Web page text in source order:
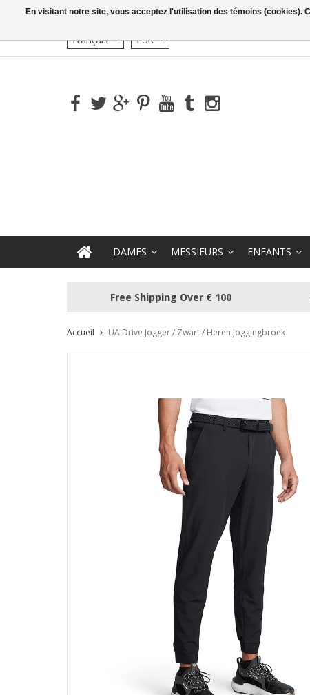
Français EUR
DAMES MESSIEURS ENFANTS
Free Shipping Over € 100
Accueil UA Drive Jogger / Zwart / Heren Joggingbroek
En visitant notre site, vous acceptez l'utilisation des témoins